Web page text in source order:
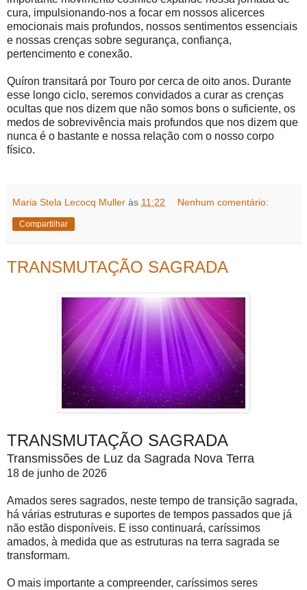
cura, impulsionando-nos a focar em nossos alicerces
emocionais mais profundos, nossos sentimentos essenciais
e nossas crenças sobre segurança, confiança,
pertencimento e conexão.
Quíron transitará por Touro por cerca de oito anos. Durante
esse longo ciclo, seremos convidados a curar as crenças
ocultas que nos dizem que não somos bons o suficiente, os
medos de sobrevivência mais profundos que nos dizem que
nunca é o bastante e nossa relação com o nosso corpo
físico.
Maria Stela Lecocq Muller às 11:22 Nenhum comentário:
Compartilhar
TRANSMUTAÇÃO SAGRADA
TRANSMUTAÇÃO SAGRADA
Transmissões de Luz da Sagrada Nova Terra
18 de junho de 2026
Amados seres sagrados, neste tempo de transição sagrada,
há várias estruturas e suportes de tempos passados ​​que já
não estão disponíveis. E isso continuará, caríssimos
amados, à medida que as estruturas na terra sagrada se
transformam.
O mais importante a compreender, caríssimos seres